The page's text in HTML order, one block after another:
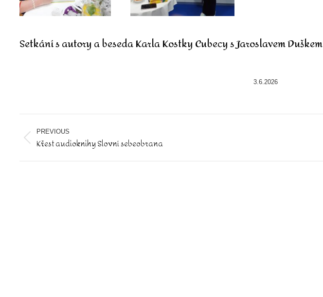
Setkání s autory a beseda Karla Kostky Cubecy s Jaroslavem Duškem
3.6.2026
Album
navigation
PREVIOUS
Previous
Křest audioknihy Slovní sebeobrana